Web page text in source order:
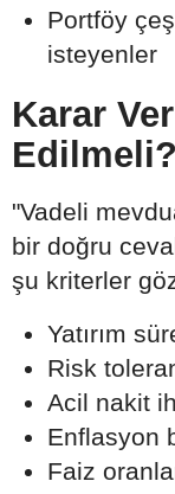
Portföy
isteyenler
Karar
Edilmeli?
"Vadeli
bir doğru
şu kriterler
Yatırım
Risk
Acil nakit
Enflasyon
Faiz